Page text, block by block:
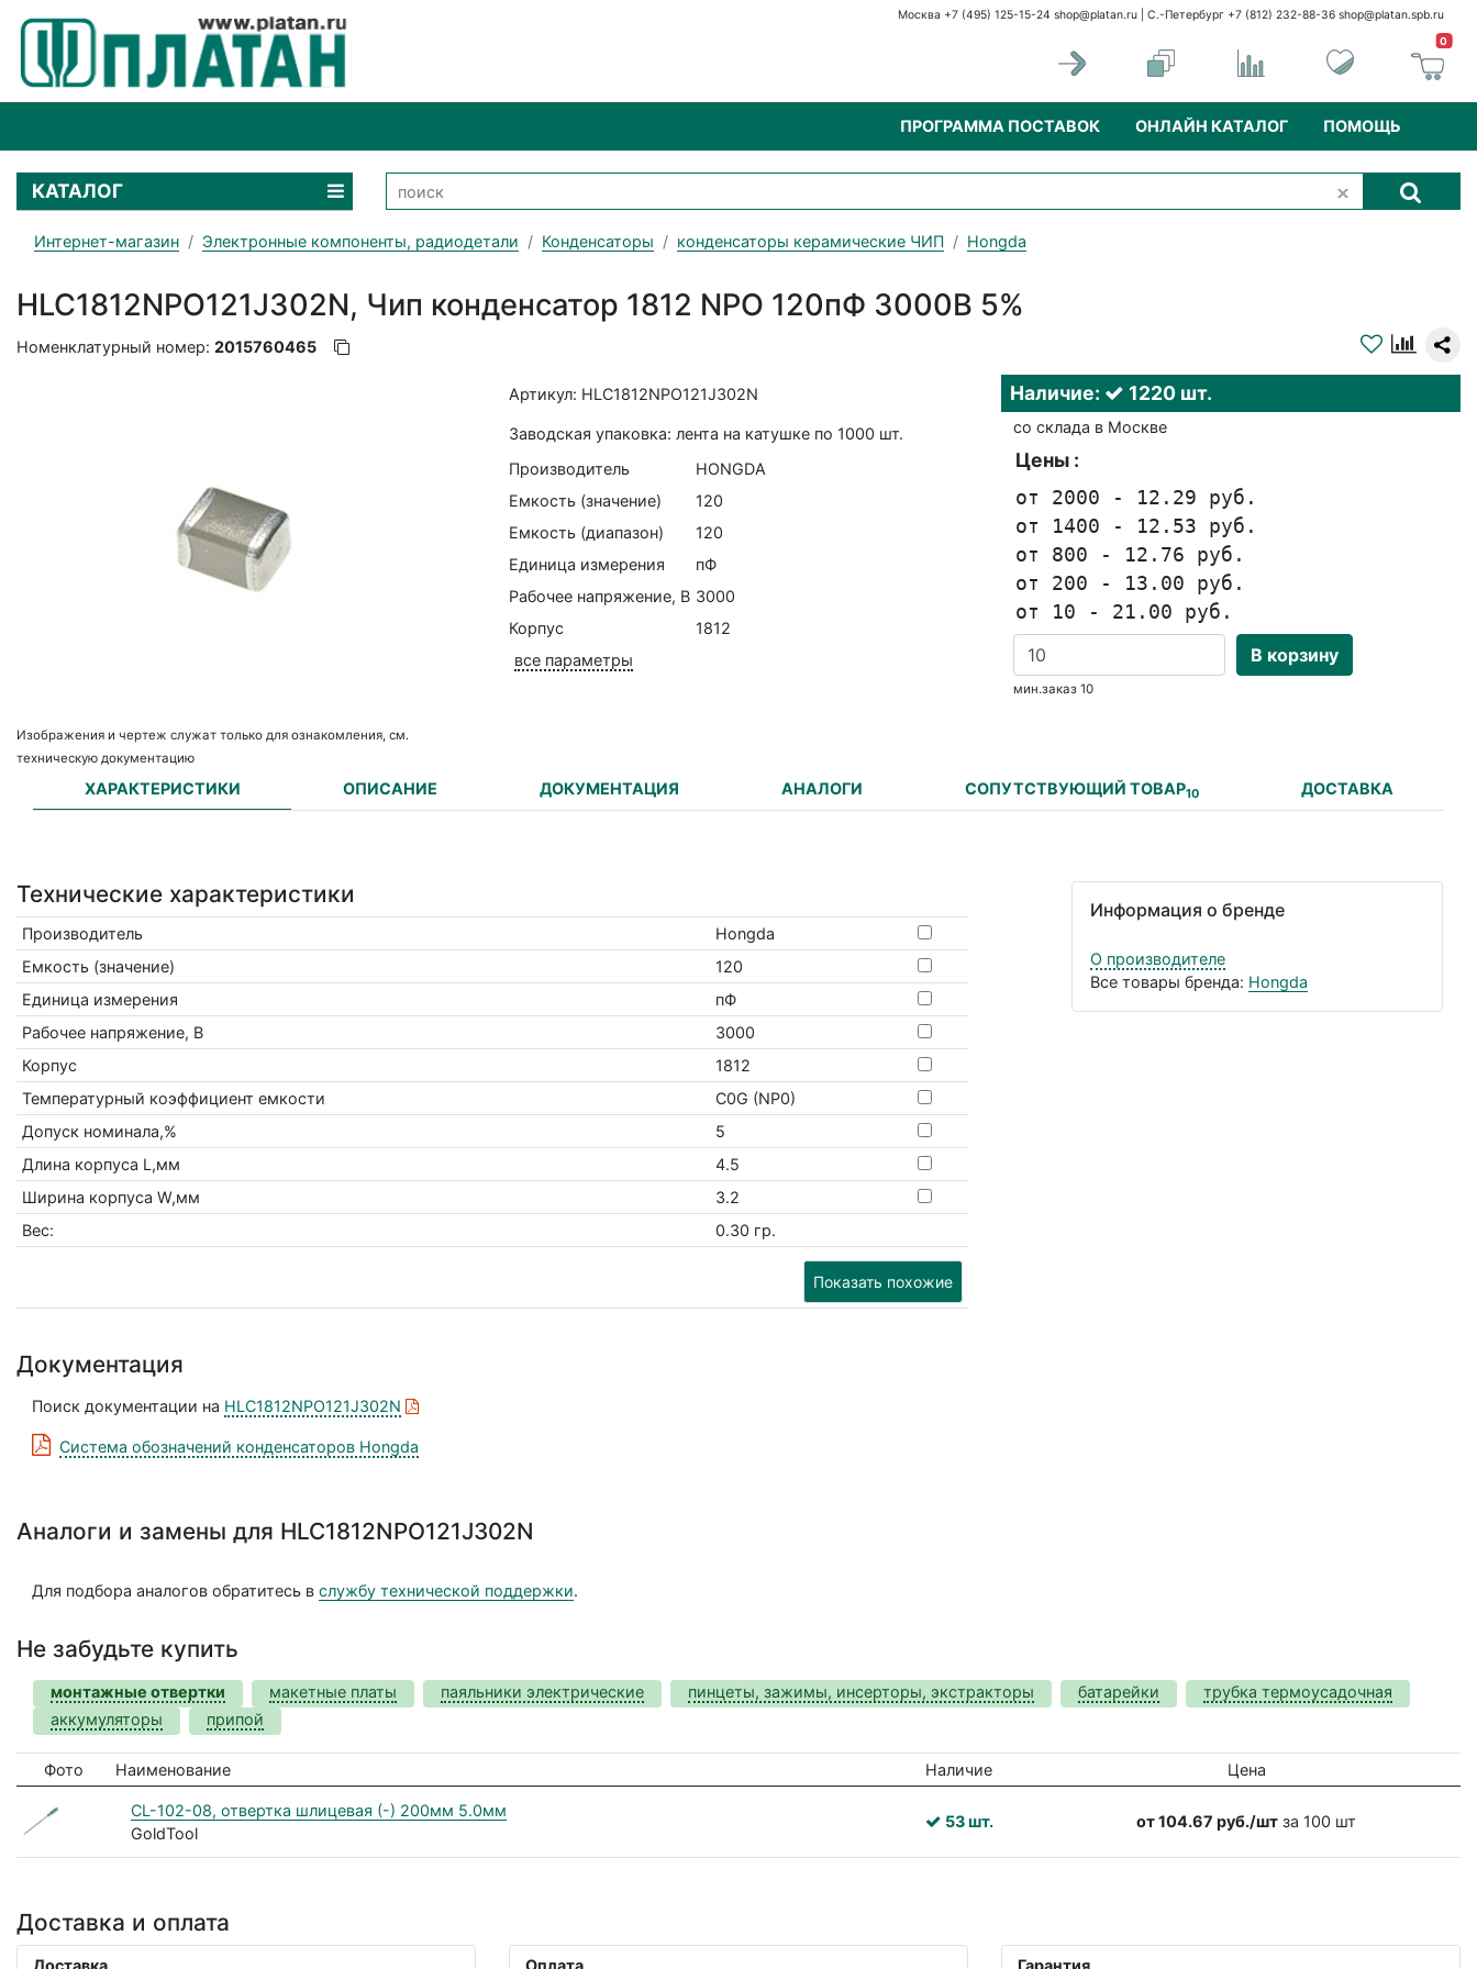
Москва +7 (495) 125-15-24 shop@platan.ru | С.-Петербург +7 (812) 232-88-36 shop@platan.spb.ru
0
ПРОГРАММА ПОСТАВОК ОНЛАЙН КАТАЛОГ ПОМОЩЬ
КАТАЛОГ
Интернет-магазин Электронные компоненты, радиодетали Конденсаторы конденсаторы керамические ЧИП Hongda
HLC1812NPO121J302N, Чип конденсатор 1812 NPO 120пФ 3000В 5%
Номенклатурный номер: 2015760465
Изображения и чертеж служат только для ознакомления, см.
техническую документацию
Артикул: HLC1812NPO121J302N
Заводская упаковка: лента на катушке по 1000 шт.
Производитель
HONGDA
Емкость (значение)
120
Емкость (диапазон)
120
Единица измерения
пФ
Рабочее напряжение, В 3000
Корпус
1812
все параметры
Наличие: 1220 шт.
со склада в Москве
Цены :
от 2000 - 12.29 руб.
от 1400 - 12.53 руб.
от 800 - 12.76 руб.
от 200 - 13.00 руб.
от 10 - 21.00 руб.
В корзину
мин.заказ 10
ХАРАКТЕРИСТИКИ ОПИСАНИЕ ДОКУМЕНТАЦИЯ АНАЛОГИ СОПУТСТВУЮЩИЙ ТОВАР10 ДОСТАВКА
Технические характеристики
Производитель
Hongda
Емкость (значение)
120
Единица измерения
пФ
Рабочее напряжение, В
3000
Корпус
1812
Температурный коэффициент емкости
C0G (NP0)
Допуск номинала,%
5
Длина корпуса L,мм
4.5
Ширина корпуса W,мм
3.2
Вес:
0.30 гр.
Показать похожие
Информация о бренде
О производителе
Все товары бренда: Hongda
Документация
Поиск документации на HLC1812NPO121J302N
Система обозначений конденсаторов Hongda
Аналоги и замены для HLC1812NPO121J302N
Для подбора аналогов обратитесь вслужбу технической поддержки.
Не забудьте купить
монтажные отвертки макетные платы паяльники электрические пинцеты, зажимы, инсерторы, экстракторы батарейки
трубка термоусадочная
аккумуляторы
припой
Фото Наименование Наличие Цена
CL-102-08, отвертка шлицевая (-) 200мм 5.0мм
GoldTool
53 шт. от 104.67 руб./шт за 100 шт
Доставка и оплата